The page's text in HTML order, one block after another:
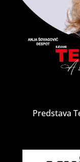
Predstava